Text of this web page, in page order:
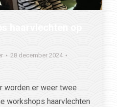
28 december 2024
worden er weer twee
workshops haarvlechten